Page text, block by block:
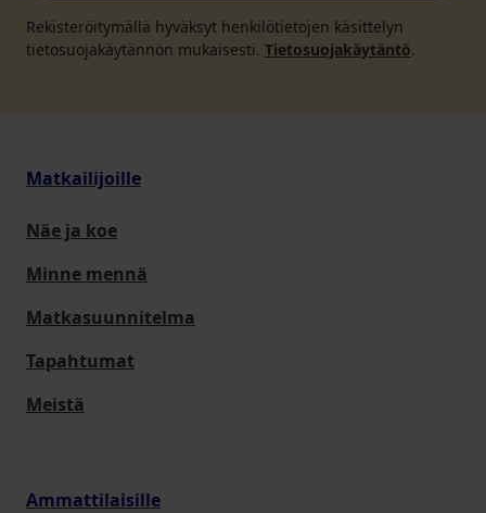
Rekisteröitymällä hyväksyt henkilötietojen käsittelyn
tietosuojakäytännön mukaisesti. Tietosuojakäytäntö.
Matkailijoille
Näe ja koe
Minne mennä
Matkasuunnitelma
Tapahtumat
Meistä
Ammattilaisille